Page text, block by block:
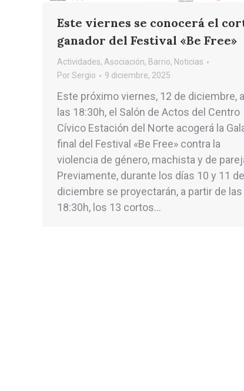
Este viernes se conocerá el
ganador del Festival «Be Free»
Actividades, Asociación, Barrio, Noticias
PorSergio 9 diciembre, 2025
Este próximo viernes, 12 de diciembre, a
las 18:30h, el Salón de Actos del Centro
Cívico Estación del Norte acogerá la
final del Festival «Be Free» contra la
violencia de género, machista y de
Previamente, durante los días 10 y 11 de
diciembre se proyectarán, a partir de las
18:30h, los 13 cortos…